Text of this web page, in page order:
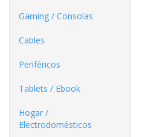
Gaming / Consolas
Cables
Periféricos
Tablets / Ebook
Hogar /
Electrodomésticos